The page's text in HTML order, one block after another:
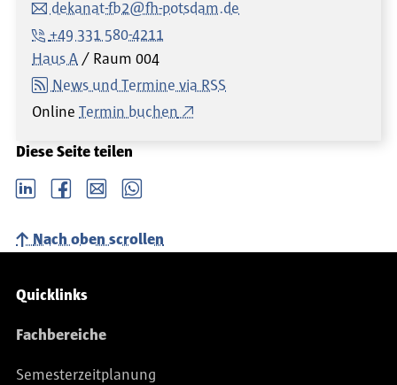
dekanat-fb2@fh-potsdam.de
+49 331 580-4211
Haus A
Raum 004
News und Termine via RSS
Online Termin buchen
Diese Seite teilen
LinkedIn Facebook email Whatsapp
Nach oben scrollen
Service-Navigation
Quicklinks
Fachbereiche
Semesterzeitplanung